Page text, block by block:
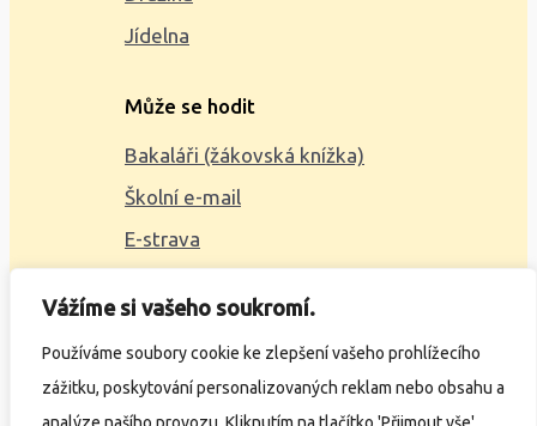
Vážíme si vašeho soukromí.
Používáme soubory cookie ke zlepšení vašeho prohlížecího
zážitku, poskytování personalizovaných reklam nebo obsahu a
Jídelna
Může se hodit
Bakaláři (žákovská knížka)
Školní e-mail
E-strava
2023 © ZŠ Alšova, vytvořilWčil.cz
Ochrana osobních údajů